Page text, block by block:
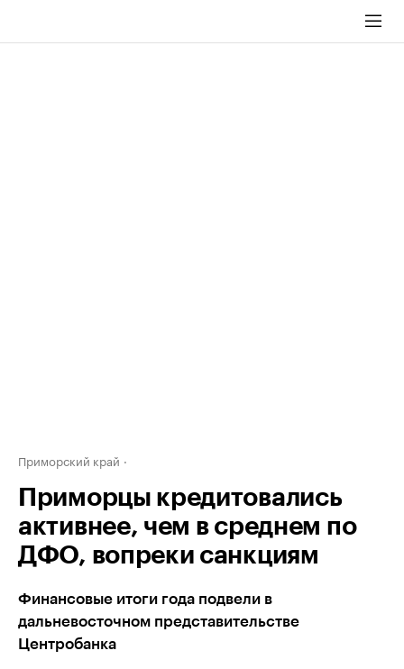
Приморский край
Приморцы кредитовались
активнее, чем в среднем по
ДФО, вопреки санкциям
Финансовые итоги года подвели в
дальневосточном представительстве
Центробанка